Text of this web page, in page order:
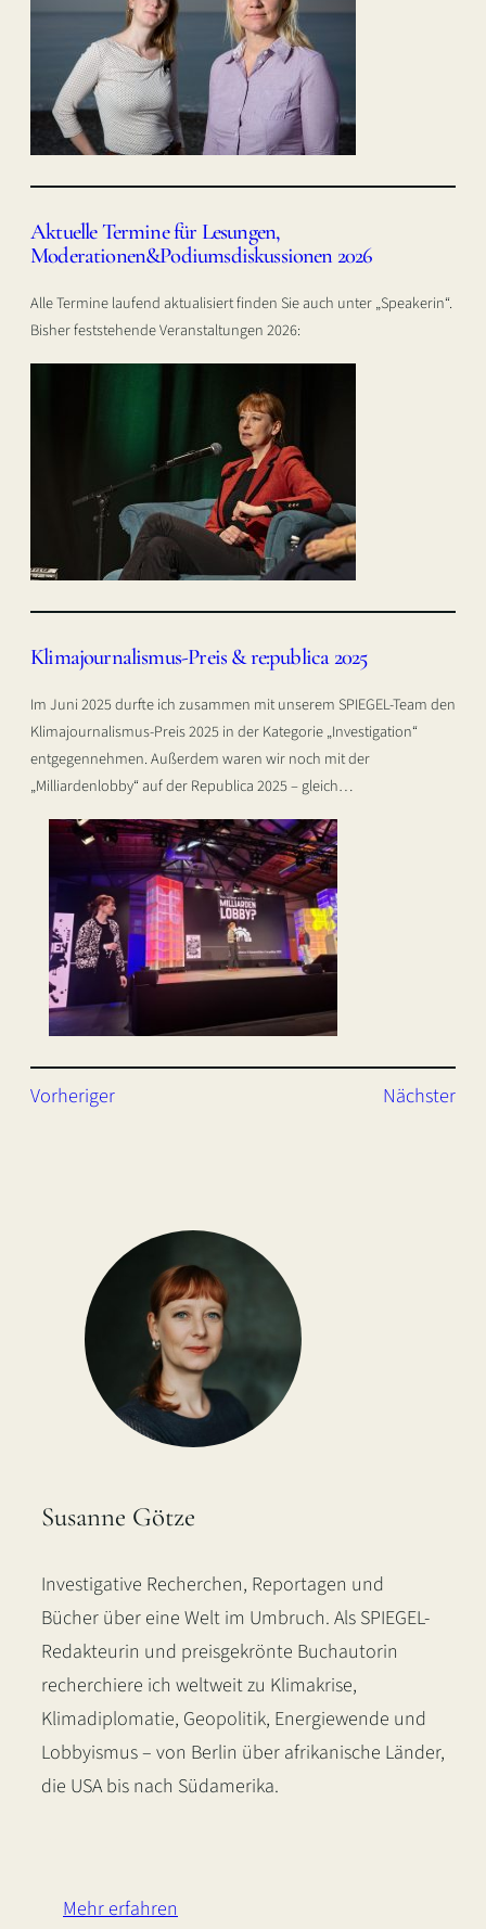
Aktuelle Termine für Lesungen,
Moderationen&Podiumsdiskussionen 2026
Alle Termine laufend aktualisiert finden Sie auch unter „Speakerin“.
Bisher feststehende Veranstaltungen 2026:
Klimajournalismus-Preis & re:publica 2025
Im Juni 2025 durfte ich zusammen mit unserem SPIEGEL-Team den
Klimajournalismus-Preis 2025 in der Kategorie „Investigation“
entgegennehmen. Außerdem waren wir noch mit der
„Milliardenlobby“ auf der Republica 2025 – gleich…
Vorheriger Nächster
Susanne Götze
Investigative Recherchen, Reportagen und
Bücher über eine Welt im Umbruch. Als SPIEGEL-
Redakteurin und preisgekrönte Buchautorin
recherchiere ich weltweit zu Klimakrise,
Klimadiplomatie, Geopolitik, Energiewende und
Lobbyismus – von Berlin über afrikanische Länder,
die USA bis nach Südamerika.
Mehr erfahren